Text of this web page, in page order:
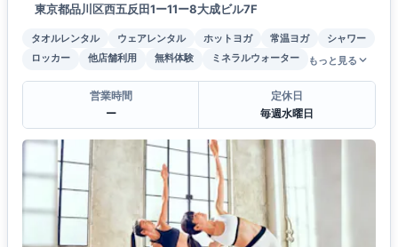
東京都品川区西五反田1ー11ー8大成ビル7F
タオルレンタル ウェアレンタル ホットヨガ 常温ヨガ
シャワー
ロッカー
他店舗利用 無料体験 ミネラルウォーター もっと見る
営業時間
ー
定休日
毎週水曜日